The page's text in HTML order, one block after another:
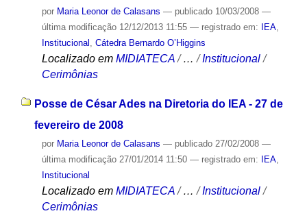
por Maria Leonor de Calasans — publicado10/03/2008 —
última modificação12/12/2013 11:55 — registrado em: IEA,
Institucional , Cátedra Bernardo O’Higgins
Localizado em MIDIATECA /…/Institucional /
Cerimônias
Posse de César Ades na Diretoria do IEA - 27 de
fevereiro de 2008
por Maria Leonor de Calasans — publicado27/02/2008 —
última modificação27/01/2014 11:50 — registrado em: IEA,
Institucional
Localizado em MIDIATECA /…/Institucional /
Cerimônias